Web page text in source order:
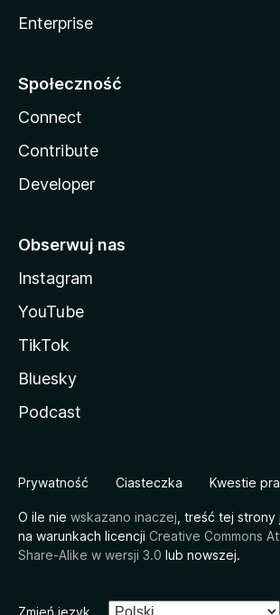
Enterprise
Społeczność
Connect
Contribute
Developer
Obserwuj nas
Instagram
YouTube
TikTok
Bluesky
Podcast
Prywatność Ciasteczka Kwestie
O ile nie wskazano inaczej , treść tej
na warunkach licencji Creative Commons
Share-Alike w wersji 3.0 lub nowszej.
Zmień język